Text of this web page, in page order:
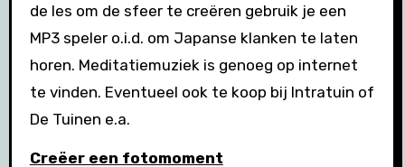
de les om de sfeer te creëren gebruik je een
MP3 speler o.i.d. om Japanse klanken te laten
horen. Meditatiemuziek is genoeg op internet
te vinden. Eventueel ook te koop bij Intratuin of
De Tuinen e.a.
Creëer een fotomoment